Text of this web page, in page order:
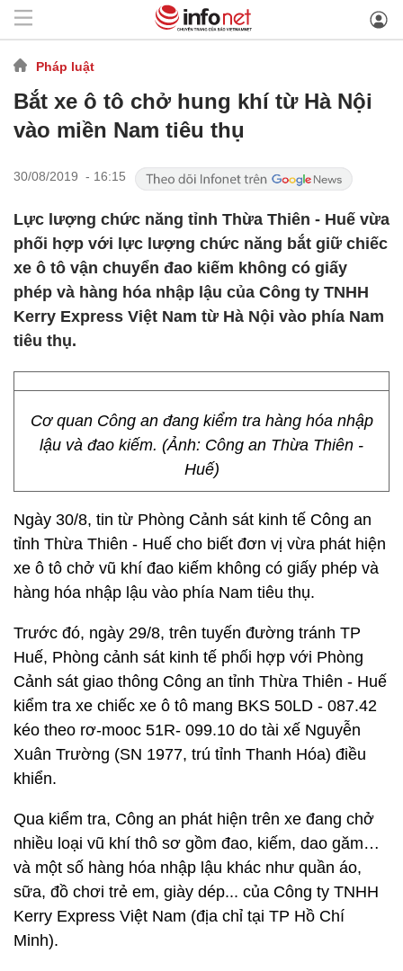
Pháp luật
Bắt xe ô tô chở hung khí từ Hà Nội
vào miền Nam tiêu thụ
30/08/2019 - 16:15
Lực lượng chức năng tỉnh Thừa Thiên - Huế vừa
phối hợp với lực lượng chức năng bắt giữ chiếc
xe ô tô vận chuyển đao kiếm không có giấy
phép và hàng hóa nhập lậu của Công ty TNHH
Kerry Express Việt Nam từ Hà Nội vào phía Nam
tiêu thụ.
Cơ quan Công an đang kiểm tra hàng hóa nhập
lậu và đao kiếm. (Ảnh: Công an Thừa Thiên -
Huế)
Ngày 30/8, tin từ Phòng Cảnh sát kinh tế Công an
tỉnh Thừa Thiên - Huế cho biết đơn vị vừa phát hiện
xe ô tô chở vũ khí đao kiếm không có giấy phép và
hàng hóa nhập lậu vào phía Nam tiêu thụ.
Trước đó, ngày 29/8, trên tuyến đường tránh TP
Huế, Phòng cảnh sát kinh tế phối hợp với Phòng
Cảnh sát giao thông Công an tỉnh Thừa Thiên - Huế
kiểm tra xe chiếc xe ô tô mang BKS 50LD - 087.42
kéo theo rơ-mooc 51R- 099.10 do tài xế Nguyễn
Xuân Trường (SN 1977, trú tỉnh Thanh Hóa) điều
khiển.
Qua kiểm tra, Công an phát hiện trên xe đang chở
nhiều loại vũ khí thô sơ gồm đao, kiếm, dao găm…
và một số hàng hóa nhập lậu khác như quần áo,
sữa, đồ chơi trẻ em, giày dép... của Công ty TNHH
Kerry Express Việt Nam (địa chỉ tại TP Hồ Chí
Minh).